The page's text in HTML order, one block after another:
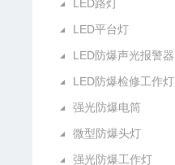
LED路灯
LED平台灯
LED防爆声光报警器
LED防爆检修工作灯
强光防爆电筒
微型防爆头灯
强光防爆工作灯